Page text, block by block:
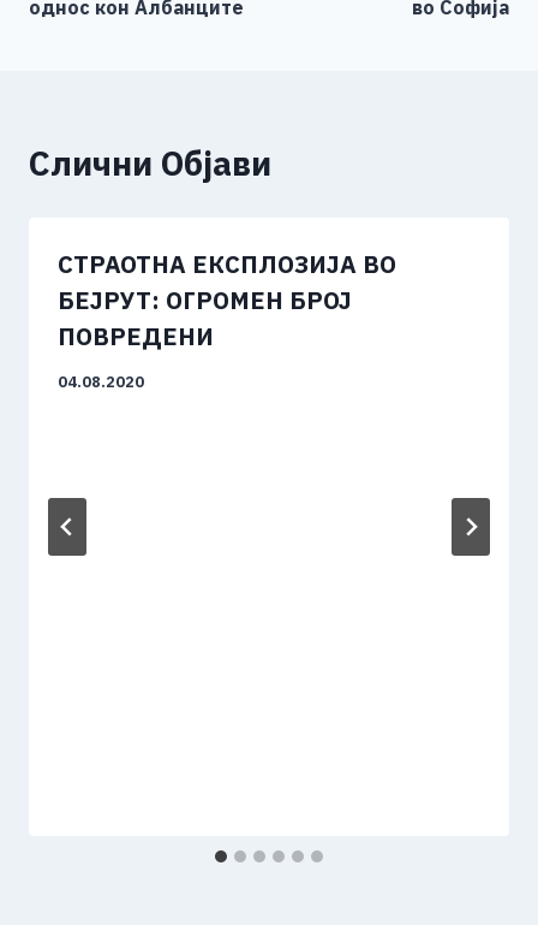
однос кон Албанците
во Софија
Слични Објави
СТРАОТНА ЕКСПЛОЗИЈА ВО
БЕЈРУТ: ОГРОМЕН БРОЈ
ПОВРЕДЕНИ
04.08.2020